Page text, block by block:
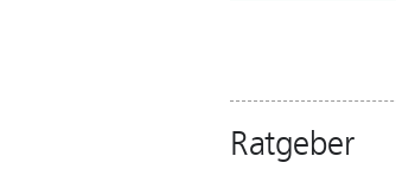
Ratgeber